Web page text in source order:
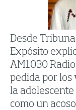
Desde
Expósito
AM1030
pedida por los
la
como un